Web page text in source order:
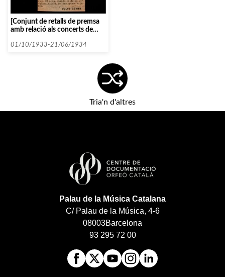
[Conjunt de retalls de premsa
amb relació als concerts de
Madrid i al mestre Arbós]
01/10/1933-21/06/1934
Tria'n d'altres
Palau de la Música Catalana
C/ Palau de la Música, 4-6
08003Barcelona
93 295 72 00